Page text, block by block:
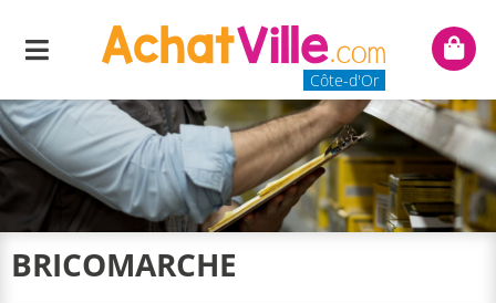
Menu
Côte-d'Or
Mon
BRICOMARCHE